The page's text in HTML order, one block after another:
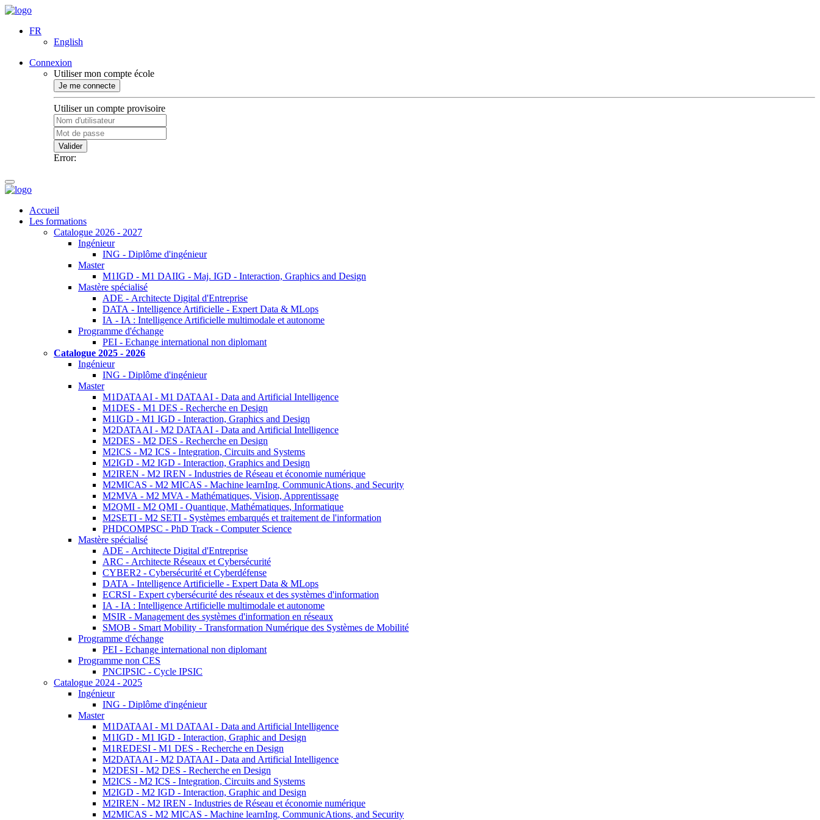
FR
English
Connexion
Utiliser mon compte école
Je me connecte
Utiliser un compte provisoire
Valider
Error:
Accueil
Les formations
Catalogue 2026 - 2027
Ingénieur
ING - Diplôme d'ingénieur
Master
M1IGD - M1 DAIIG - Maj. IGD - Interaction, Graphics and Design
Mastère spécialisé
ADE - Architecte Digital d'Entreprise
DATA - Intelligence Artificielle - Expert Data & MLops
IA - IA : Intelligence Artificielle multimodale et autonome
Programme d'échange
PEI - Echange international non diplomant
Catalogue 2025 - 2026
Ingénieur
ING - Diplôme d'ingénieur
Master
M1DATAAI - M1 DATAAI - Data and Artificial Intelligence
M1DES - M1 DES - Recherche en Design
M1IGD - M1 IGD - Interaction, Graphics and Design
M2DATAAI - M2 DATAAI - Data and Artificial Intelligence
M2DES - M2 DES - Recherche en Design
M2ICS - M2 ICS - Integration, Circuits and Systems
M2IGD - M2 IGD - Interaction, Graphics and Design
M2IREN - M2 IREN - Industries de Réseau et économie numérique
M2MICAS - M2 MICAS - Machine learnIng, CommunicAtions, and Security
M2MVA - M2 MVA - Mathématiques, Vision, Apprentissage
M2QMI - M2 QMI - Quantique, Mathématiques, Informatique
M2SETI - M2 SETI - Systèmes embarqués et traitement de l'information
PHDCOMPSC - PhD Track - Computer Science
Mastère spécialisé
ADE - Architecte Digital d'Entreprise
ARC - Architecte Réseaux et Cybersécurité
CYBER2 - Cybersécurité et Cyberdéfense
DATA - Intelligence Artificielle - Expert Data & MLops
ECRSI - Expert cybersécurité des réseaux et des systèmes d'information
IA - IA : Intelligence Artificielle multimodale et autonome
MSIR - Management des systèmes d'information en réseaux
SMOB - Smart Mobility - Transformation Numérique des Systèmes de Mobilité
Programme d'échange
PEI - Echange international non diplomant
Programme non CES
PNCIPSIC - Cycle IPSIC
Catalogue 2024 - 2025
Ingénieur
ING - Diplôme d'ingénieur
Master
M1DATAAI - M1 DATAAI - Data and Artificial Intelligence
M1IGD - M1 IGD - Interaction, Graphic and Design
M1REDESI - M1 DES - Recherche en Design
M2DATAAI - M2 DATAAI - Data and Artificial Intelligence
M2DESI - M2 DES - Recherche en Design
M2ICS - M2 ICS - Integration, Circuits and Systems
M2IGD - M2 IGD - Interaction, Graphic and Design
M2IREN - M2 IREN - Industries de Réseau et économie numérique
M2MICAS - M2 MICAS - Machine learnIng, CommunicAtions, and Security